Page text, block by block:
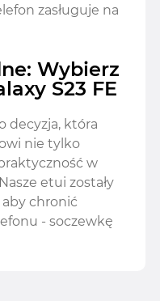
zasługuje na
Wybierz
S23 FE
decyzja, która
nie tylko
w
etui zostały
chronić
- soczewkę